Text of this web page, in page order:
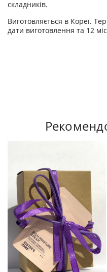
складників.
Виготовляється в Кореї.
дати виготовлення та 12